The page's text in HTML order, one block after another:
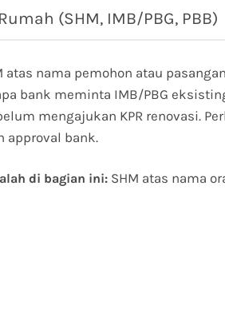
(SHM, IMB/PBG, PBB)
atas nama pemohon atau
bank meminta IMB/PBG
mengajukan KPR renovasi.
approval bank.
di bagian ini: SHM atas nama